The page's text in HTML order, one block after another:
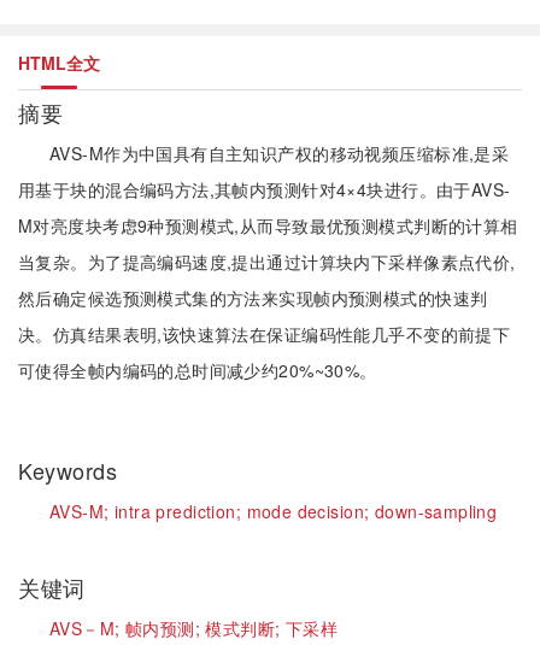
HTML全文
摘要
AVS-M作为中国具有自主知识产权的移动视频压缩标准,是采
用基于块的混合编码方法,其帧内预测针对4×4块进行。由于AVS-
M对亮度块考虑9种预测模式,从而导致最优预测模式判断的计算相
当复杂。为了提高编码速度,提出通过计算块内下采样像素点代价,
然后确定候选预测模式集的方法来实现帧内预测模式的快速判
决。仿真结果表明,该快速算法在保证编码性能几乎不变的前提下
可使得全帧内编码的总时间减少约20%~30%。
Keywords
AVS-M; intra prediction; mode decision; down-sampling
关键词
AVS－M; 帧内预测;模式判断;下采样